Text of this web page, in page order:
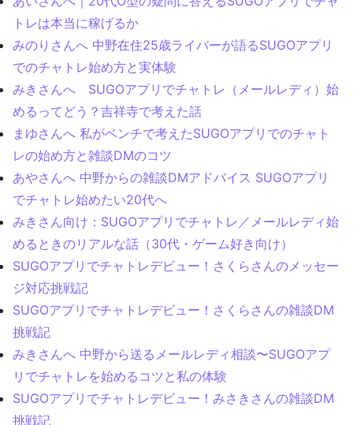
トレは本当に稼げるか
みのりさんへ 中野在住25歳ライバーが語るSUGOアプリ
でのチャトレ始め方と実体験
みきさんへ SUGOアプリでチャトレ（メールレディ）始
めるってどう？吉祥寺で考えた話
まゆさんへ 私がベンチで考えたSUGOアプリでのチャト
レの始め方と雑談DMのコツ
あやさんへ 中野からの雑談DMアドバイス SUGOアプリ
でチャトレ始めたい20代へ
みきさん向け：SUGOアプリでチャトレ／メールレディ始
めるときのリアルな話（30代・ゲーム好き向け）
SUGOアプリでチャトレデビュー！さくらさんのメッセー
ジ対応挑戦記
SUGOアプリでチャトレデビュー！さくらさんの雑談DM
挑戦記
みきさんへ 中野から送るメールレディ相談〜SUGOアプ
リでチャトレを始めるコツと私の体験
SUGOアプリでチャトレデビュー！みさきさんの雑談DM
挑戦記